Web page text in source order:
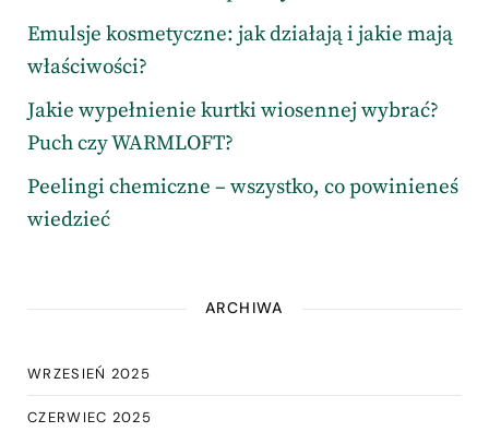
Emulsje kosmetyczne: jak działają i jakie mają
właściwości?
Jakie wypełnienie kurtki wiosennej wybrać?
Puch czy WARMLOFT?
Peelingi chemiczne – wszystko, co powinieneś
wiedzieć
ARCHIWA
WRZESIEŃ 2025
CZERWIEC 2025